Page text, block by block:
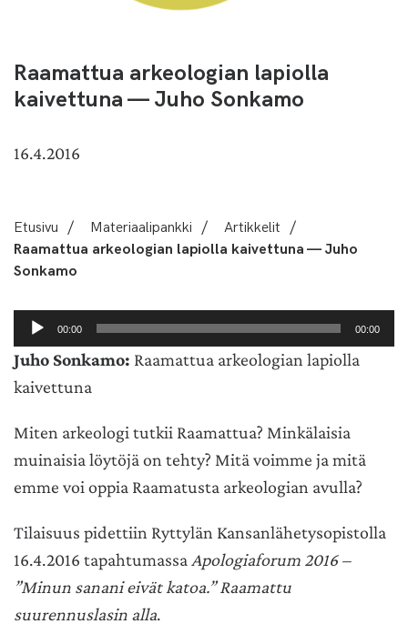
Raamattua arkeologian lapiolla
kaivettuna — Juho Sonkamo
16.4.2016
Etusivu / Materiaalipankki / Artikkelit /
Raamattua arkeologian lapiolla kaivettuna — Juho
Sonkamo
Äänitoistin00:00 00:00
Juho Sonkamo: Raamattua arkeologian lapiolla
kaivettuna
Miten arkeologi tutkii Raamattua? Minkälaisia
muinaisia löytöjä on tehty? Mitä voimme ja mitä
emme voi oppia Raamatusta arkeologian avulla?
Tilaisuus pidettiin Ryttylän Kansanlähetysopistolla
16.4.2016 tapahtumassaApologiaforum 2016 –
”Minun sanani eivät katoa.” Raamattu
suurennuslasin alla.